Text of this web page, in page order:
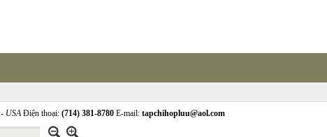
- USAĐiện thoại: (714) 381-8780 E-mail: tapchihopluu@aol.com